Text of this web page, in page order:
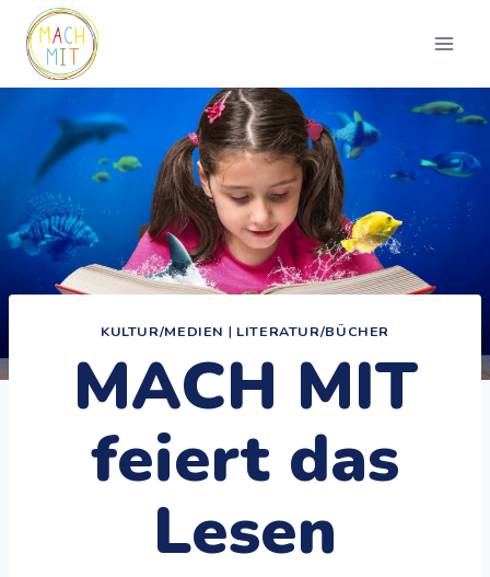
Zum
Inhalt
springen
KULTUR/MEDIEN | LITERATUR/BÜCHER
MACH MIT
feiert das
Lesen